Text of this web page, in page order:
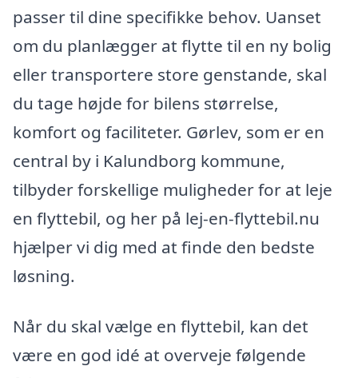
passer til dine specifikke behov. Uanset
om du planlægger at flytte til en ny bolig
eller transportere store genstande, skal
du tage højde for bilens størrelse,
komfort og faciliteter. Gørlev, som er en
central by i Kalundborg kommune,
tilbyder forskellige muligheder for at leje
en flyttebil, og her på lej-en-flyttebil.nu
hjælper vi dig med at finde den bedste
løsning.
Når du skal vælge en flyttebil, kan det
være en god idé at overveje følgende